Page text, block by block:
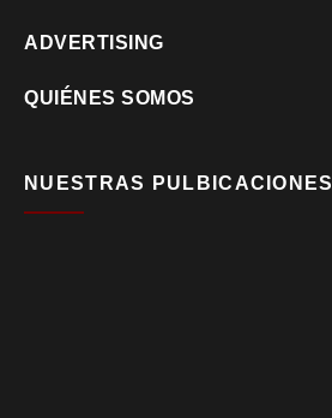
ADVERTISING
QUIÉNES SOMOS
NUESTRAS PULBICACIONES